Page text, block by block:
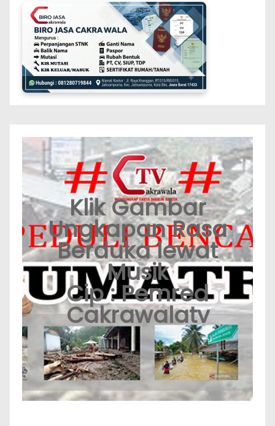
Klik Gambar
Ungkapan Rasa
Berduka lewat
Musik
Cip : Pemred
Cakrawalatv